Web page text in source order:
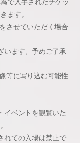
ます。
させていただく場合
います。予めご了承
等に写り込む可能性
イベントを観覧いた
れての⼊場は禁⽌で